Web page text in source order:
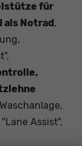
für
Notrad ,
"Lane Assist",